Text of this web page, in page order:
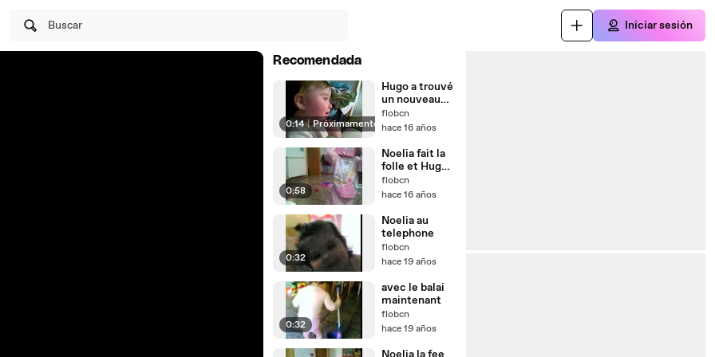
Buscar Iniciar sesión
Recomendada
0:14 | Próximamente
Hugo a trouvé
un nouveau
jeu
flobcn
hace 16 años
0:58
Noelia fait la
folle et Hugo
s'éclate
flobcn
hace 16 años
0:32
Noelia au
telephone
flobcn
hace 19 años
0:32
avec le balai
maintenant
flobcn
hace 19 años